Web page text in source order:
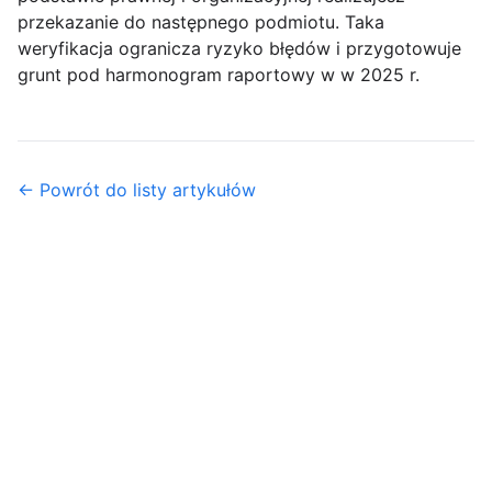
przekazanie do następnego podmiotu. Taka
weryfikacja ogranicza ryzyko błędów i przygotowuje
grunt pod harmonogram raportowy w w 2025 r.
← Powrót do listy artykułów